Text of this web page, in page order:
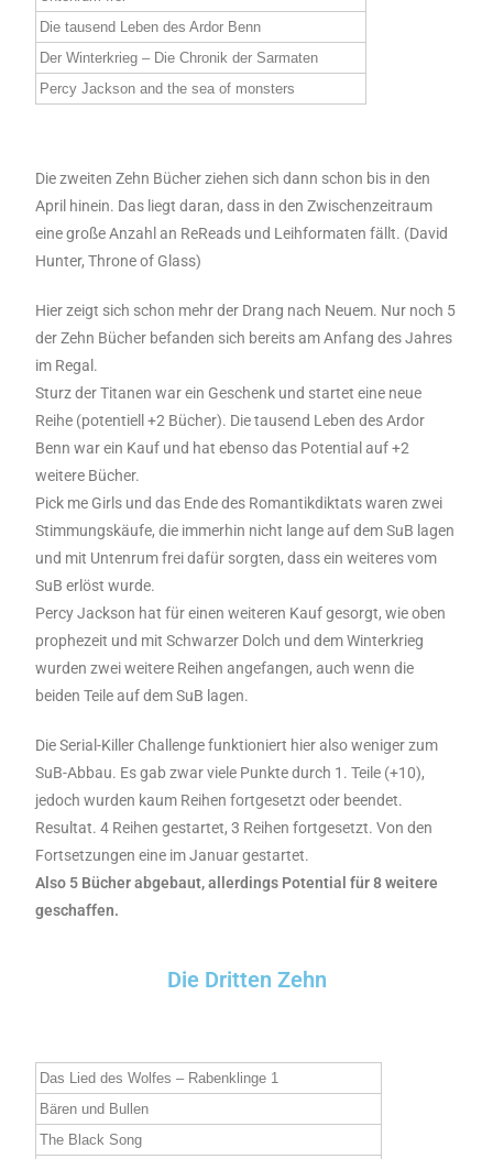
Die tausend Leben des Ardor Benn
Der Winterkrieg – Die Chronik der Sarmaten
Percy Jackson and the sea of monsters
Die zweiten Zehn Bücher ziehen sich dann schon bis in den
April hinein. Das liegt daran, dass in den Zwischenzeitraum
eine große Anzahl an ReReads und Leihformaten fällt. (David
Hunter, Throne of Glass)
Hier zeigt sich schon mehr der Drang nach Neuem. Nur noch 5
der Zehn Bücher befanden sich bereits am Anfang des Jahres
im Regal.
Sturz der Titanen war ein Geschenk und startet eine neue
Reihe (potentiell +2 Bücher). Die tausend Leben des Ardor
Benn war ein Kauf und hat ebenso das Potential auf +2
weitere Bücher.
Pick me Girls und das Ende des Romantikdiktats waren zwei
Stimmungskäufe, die immerhin nicht lange auf dem SuB lagen
und mit Untenrum frei dafür sorgten, dass ein weiteres vom
SuB erlöst wurde.
Percy Jackson hat für einen weiteren Kauf gesorgt, wie oben
prophezeit und mit Schwarzer Dolch und dem Winterkrieg
wurden zwei weitere Reihen angefangen, auch wenn die
beiden Teile auf dem SuB lagen.
Die Serial-Killer Challenge funktioniert hier also weniger zum
SuB-Abbau. Es gab zwar viele Punkte durch 1. Teile (+10),
jedoch wurden kaum Reihen fortgesetzt oder beendet.
Resultat. 4 Reihen gestartet, 3 Reihen fortgesetzt. Von den
Fortsetzungen eine im Januar gestartet.
Also 5 Bücher abgebaut, allerdings Potential für 8 weitere
geschaffen.
Die Dritten Zehn
Das Lied des Wolfes – Rabenklinge 1
Bären und Bullen
The Black Song